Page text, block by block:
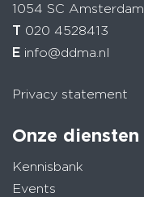
1054 SC Amsterdam
T 020 4528413
E info@ddma.nl
Privacy statement
Onze diensten
Kennisbank
Events